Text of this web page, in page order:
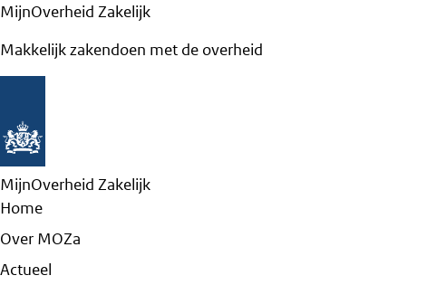
MijnOverheid Zakelijk
Makkelijk zakendoen met de overheid
MijnOverheid Zakelijk
Home
Over MOZa
Actueel